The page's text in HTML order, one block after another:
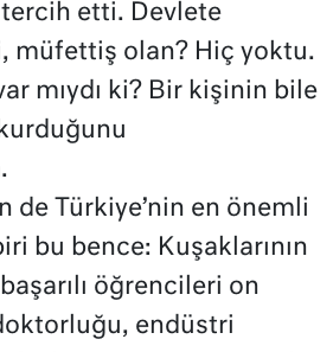
etti. Devlete
müfettiş olan? Hiç yoktu.
mıydı ki? Bir kişinin bile
de Türkiye’nin en önemli
bu bence: Kuşaklarının
öğrencileri on
endüstri